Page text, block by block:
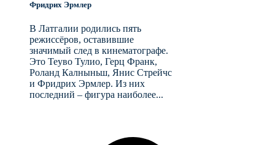
Фридрих Эрмлер
В Латгалии родились пять
режиссёров, оставившие
значимый след в кинематографе.
Это Теуво Тулио, Герц Франк,
Роланд Калныньш, Янис Стрейчс
и Фридрих Эрмлер. Из них
последний – фигура наиболее...